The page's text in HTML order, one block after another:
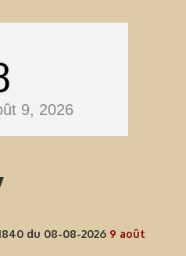
9, 2026
du 08-08-2026 9 août